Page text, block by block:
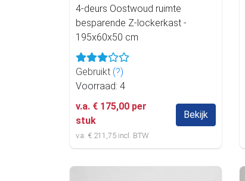
4-deurs Oostwoud ruimte
besparende Z-lockerkast -
195x60x50 cm
Gebruikt (?)
Voorraad: 4
v.a. € 175,00 per
stuk
v.a. € 211,75 incl. BTW
Bekijk